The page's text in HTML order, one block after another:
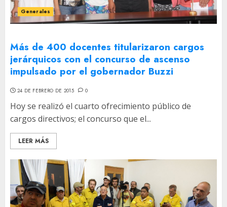
Generales
Más de 400 docentes titularizaron cargos
jerárquicos con el concurso de ascenso
impulsado por el gobernador Buzzi
24 DE FEBRERO DE 2015 0
Hoy se realizó el cuarto ofrecimiento público de
cargos directivos; el concurso que el...
LEER MÁS